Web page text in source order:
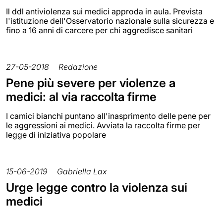
Il ddl antiviolenza sui medici approda in aula. Prevista
l'istituzione dell'Osservatorio nazionale sulla sicurezza e
fino a 16 anni di carcere per chi aggredisce sanitari
27-05-2018 Redazione
Pene più severe per violenze a
medici: al via raccolta firme
I camici bianchi puntano all'inasprimento delle pene per
le aggressioni ai medici. Avviata la raccolta firme per
legge di iniziativa popolare
15-06-2019 Gabriella Lax
Urge legge contro la violenza sui
medici